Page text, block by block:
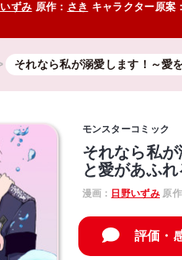
ずみ 原作： さき キャラクター原案：
それなら私が溺愛します！～愛
モンスターコミック
それなら私
と愛があふ
漫画： 日野いずみ 原作
評価・